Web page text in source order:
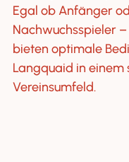
Egal ob Anfänger
Nachwuchsspieler
bieten optimale
Langquaid in einem
Vereinsumfeld.